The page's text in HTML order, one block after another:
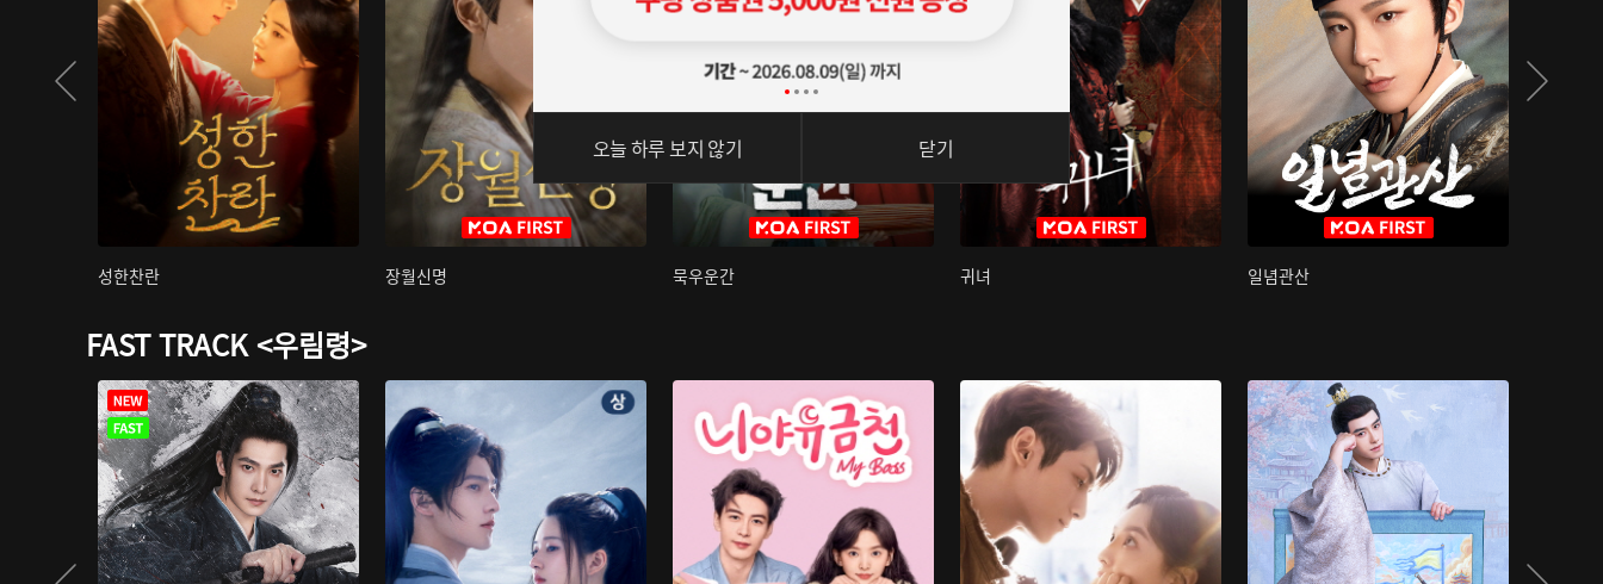
성한찬란 장월신명 묵우운간 귀녀 일념관산
FAST TRACK <우림령>
오늘 하루 보지 않기 닫기